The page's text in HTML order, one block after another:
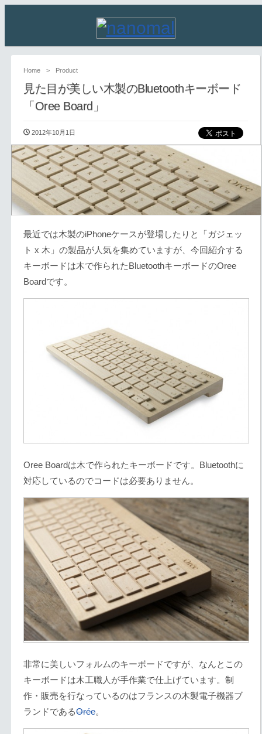
Home > Product
見た目が美しい木製のBluetoothキーボード
「Oree Board」
2012年10月1日
最近では木製のiPhoneケースが登場したりと「ガジェッ
ト x 木」の製品が人気を集めていますが、今回紹介する
キーボードは木で作られたBluetoothキーボードのOree
Boardです。
Oree Boardは木で作られたキーボードです。Bluetoothに
対応しているのでコードは必要ありません。
非常に美しいフォルムのキーボードですが、なんとこの
キーボードは木工職人が手作業で仕上げています。制
作・販売を行なっているのはフランスの木製電子機器ブ
ランドであるOrée。